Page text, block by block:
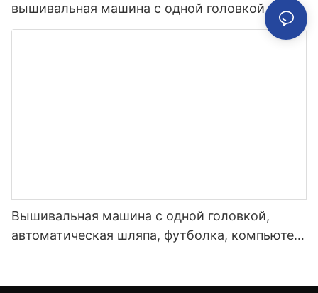
вышивальная машина с одной головкой
Вышивальная машина с одной головкой,
автоматическая шляпа, футболка, компьютер